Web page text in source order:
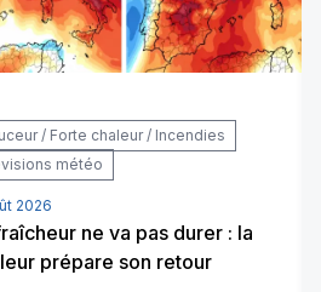
/ Forte chaleur / Incendies
météo
2026
ne va pas durer : la
prépare son retour